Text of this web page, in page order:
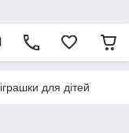
для дітей